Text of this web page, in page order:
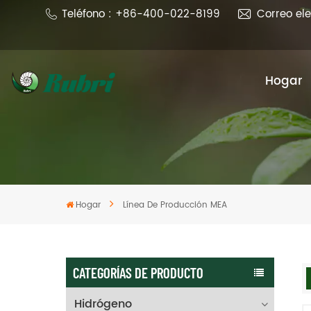
Teléfono : +86-400-022-8199 Correo
Hogar
Hogar Línea De Producción MEA
CATEGORÍAS DE PRODUCTO
Hidrógeno